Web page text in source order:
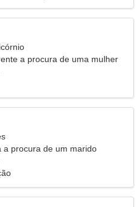
a procura de uma mulher
a procura de um marido